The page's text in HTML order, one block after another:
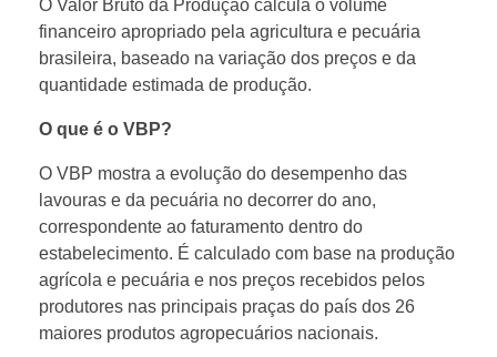
ç
ã
o
u
l
t
O Valor Bruto da Produção calcula o volume
financeiro apropriado pela agricultura e pecuária
brasileira, baseado na variação dos preços e da
quantidade estimada de produção.
O que é o VBP?
O VBP mostra a evolução do desempenho das
lavouras e da pecuária no decorrer do ano,
correspondente ao faturamento dentro do
estabelecimento. É calculado com base na produção
agrícola e pecuária e nos preços recebidos pelos
produtores nas principais praças do país dos 26
maiores produtos agropecuários nacionais.